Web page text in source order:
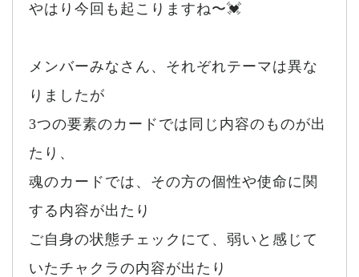
やはり今回も起こりますね〜💓
メンバーみなさん、それぞれテーマは異な
りましたが
3つの要素のカードでは同じ内容のものが出
たり、
魂のカードでは、その方の個性や使命に関
する内容が出たり
ご自身の状態チェックにて、弱いと感じて
いたチャクラの内容が出たり